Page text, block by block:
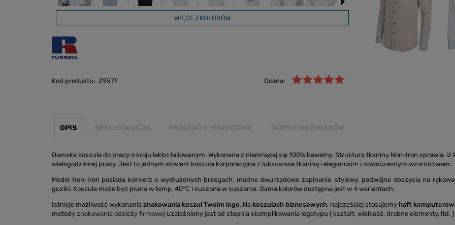
WIĘCEJ KOLORÓW
Kod produktu: Z957F Ocena:
OPIS
Damska koszula do pracy o kroju lekko taliowanym. Wykonana z niemnącej się 100% bawełny. Struktura tkaniny Non-Iron sprawia,
wielogodzinnej pracy. Jest to jednym słowem koszula korporacyjna z luksusowa tkaniną i eleganckim i nowoczesnym wzornictwem.
Model Non-Iron posiada kołnierz o wydłużonych brzegach, modne dwurzędowe zapinanie, stylowy, podwójne obszycia na
guziki. Koszula może być prana w temp. 40°C i suszona w suszarce. Gama kolorów dostępna jest w 4 wariantach.
Istnieje możliwość wykonania znakowania koszul Twoim logo. Na koszulach biznesowych, najczęściej stosujemy haft
metody znakowania odzieży firmowej uzależniony jest od stopnia skomplikowania logotypu ( kształt, wielkość, drobne elementy, itd.